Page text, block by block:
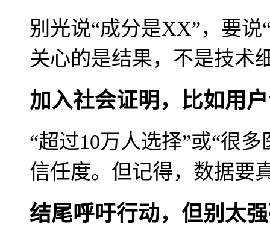
别光说“成分是XX”，要
关心的是结果，不是技术
加入社会证明，比如用
“超过10万人选择”或“很
信任度。但记得，数据要
结尾呼吁行动，但别太